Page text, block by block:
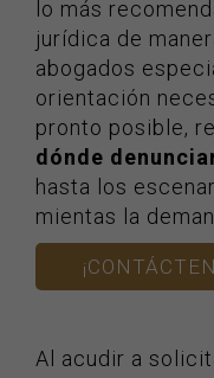
lo más
jurídica de
abogados
orientación
pronto posible,
dónde
hasta los
mientas la
Al acudir a